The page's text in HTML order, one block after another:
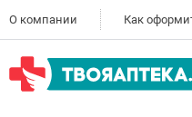
О компании Как